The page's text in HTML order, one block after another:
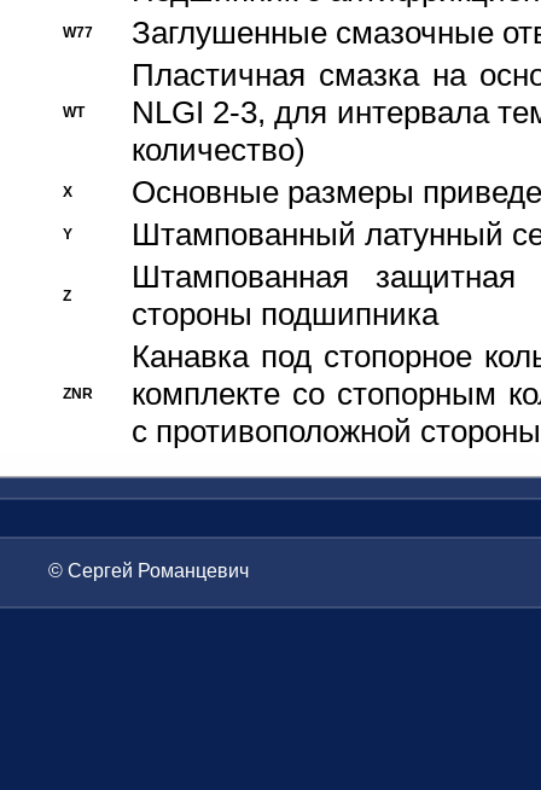
W77 Заглушенные смазочные
WT
Пластичная смазка на
NLGI 2-3, для интервала
количество)
X Основные размеры
Y Штампованный латунный
Z
Штампованная
стороны подшипника
ZNR
Канавка под стопорное
комплекте со стопорным
с противоположной стороны
© Сергей Романцевич